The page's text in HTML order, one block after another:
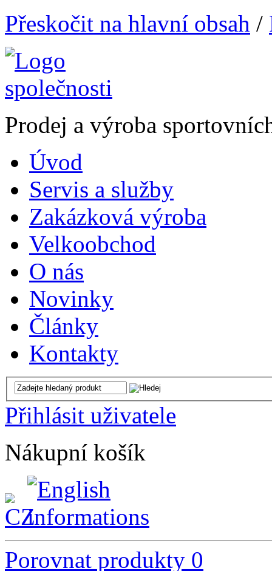
Přeskočit na hlavní obsah /
Prodej a výroba
Úvod
Servis a služby
Zakázková výroba
Velkoobchod
O nás
Novinky
Články
Kontakty
Přihlásit uživatele
Nákupní košík
Porovnat produkty 0